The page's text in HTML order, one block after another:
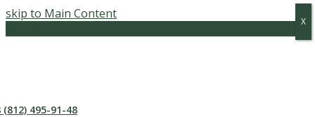
skip to Main Content
(812) 495-91-48
Х
Х